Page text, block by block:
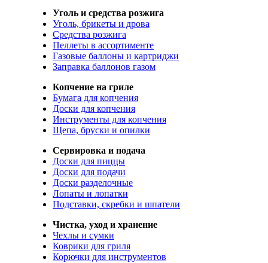
Уголь и средства розжига
Уголь, брикеты и дрова
Средства розжига
Пеллеты в ассортименте
Газовые баллоны и картриджи
Заправка баллонов газом
Копчение на гриле
Бумага для копчения
Доски для копчения
Инструменты для копчения
Щепа, бруски и опилки
Сервировка и подача
Доски для пиццы
Доски для подачи
Доски разделочные
Лопаты и лопатки
Подставки, скребки и шпатели
Чистка, уход и хранение
Чехлы и сумки
Коврики для гриля
Корючки для инструментов